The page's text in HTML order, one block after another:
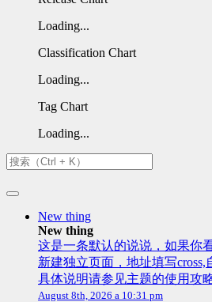
Loading...
Classification Chart
Loading...
Tag Chart
Loading...
New thing
New thing
这是一条默认的说说，如果你
新建独立页面，地址填写cross,
具体说明请参见主题的使用攻略
August 8th, 2026 a 10:31 pm